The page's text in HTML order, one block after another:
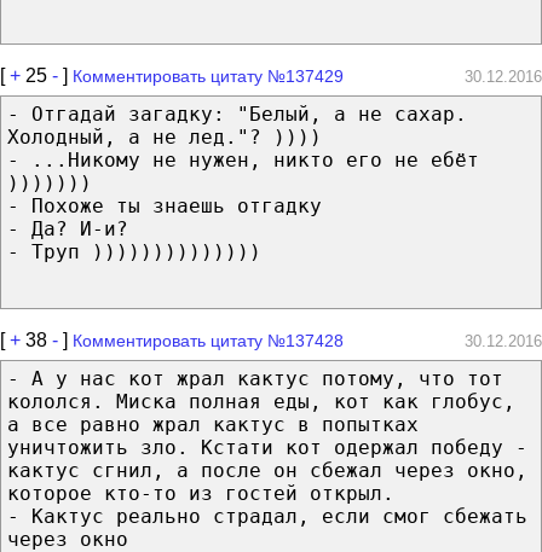
[+ 25 - ] Комментировать цитату №137429 30.12.2016
- Отгадай загадку: "Белый, а не сахар.
Холодный, а не лед."? ))))
- ...Никому не нужен, никто его не ебёт
)))))))
- Похоже ты знаешь отгадку
- Да? И-и?
- Труп ))))))))))))))
[+ 38 - ] Комментировать цитату №137428 30.12.2016
- А у нас кот жрал кактус потому, что тот
кололся. Миска полная еды, кот как глобус,
а все равно жрал кактус в попытках
уничтожить зло. Кстати кот одержал победу -
кактус сгнил, а после он сбежал через окно,
которое кто-то из гостей открыл.
- Кактус реально страдал, если смог сбежать
через окно